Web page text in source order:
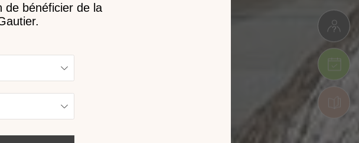
nouveau catalogue
Trouvez l’inspiration en découvrant
nos collections sur l’écran de votre
RECEVOIR LE CATALOGUE 2026